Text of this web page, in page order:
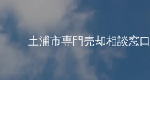
土浦市専門売却相談窓口